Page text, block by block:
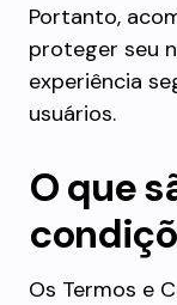
Portanto,
proteger seu
experiência
usuários.
O que
Os Termos e